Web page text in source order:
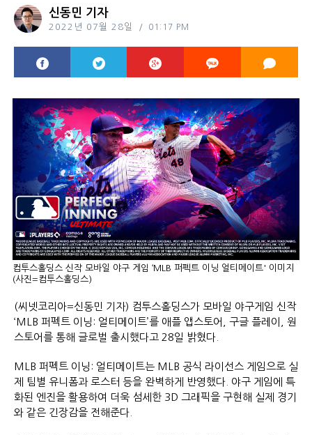
신동민 기자
2022년 07월 28일 01:17 PM
컴투스홀딩스 신작 모바일 야구 게임 ‘MLB 퍼펙트 이닝 얼티메이트' 이미지
(사진=컴투스홀딩스)
(씨넷코리아=신동민 기자) 컴투스홀딩스가 모바일 야구게임 신작
‘MLB 퍼펙트 이닝: 얼티메이트’를 애플 앱스토어, 구글 플레이, 원
스토어를 통해 글로벌 출시했다고 28일 밝혔다.
MLB 퍼펙트 이닝: 얼티메이트는 MLB 공식 라이선스 게임으로 실
제 팀별 유니폼과 로스터 등을 완벽하게 반영했다. 야구 게임에 특
화된 엔진을 활용하여 더욱 섬세한 3D 그래픽을 구현해 실제 경기
와 같은 긴장감을 전해준다.